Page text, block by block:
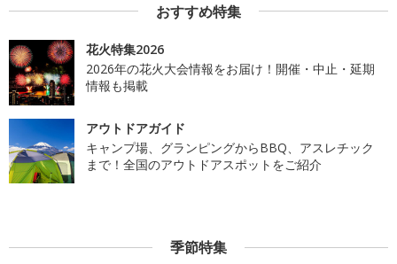
おすすめ特集
花火特集2026
2026年の花火大会情報をお届け！開催・中止・延期
情報も掲載
アウトドアガイド
キャンプ場、グランピングからBBQ、アスレチック
まで！全国のアウトドアスポットをご紹介
季節特集